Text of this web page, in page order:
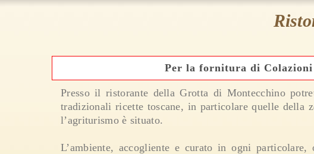
Per la fornitura di Colazioni
Presso il ristorante della Grotta di Montecchino
tradizionali ricette toscane, in particolare quelle della
l’agriturismo è situato.
L’ambiente, accogliente e curato in ogni